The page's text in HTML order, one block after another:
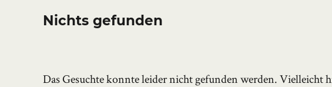
Nichts gefunden
Das Gesuchte konnte leider nicht gefunden werden. Vielleicht